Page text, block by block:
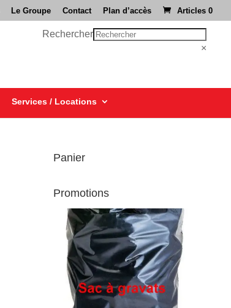
Le Groupe Contact Plan d’accès Articles 0
Rechercher
×
Services / Locations
Panier
Promotions